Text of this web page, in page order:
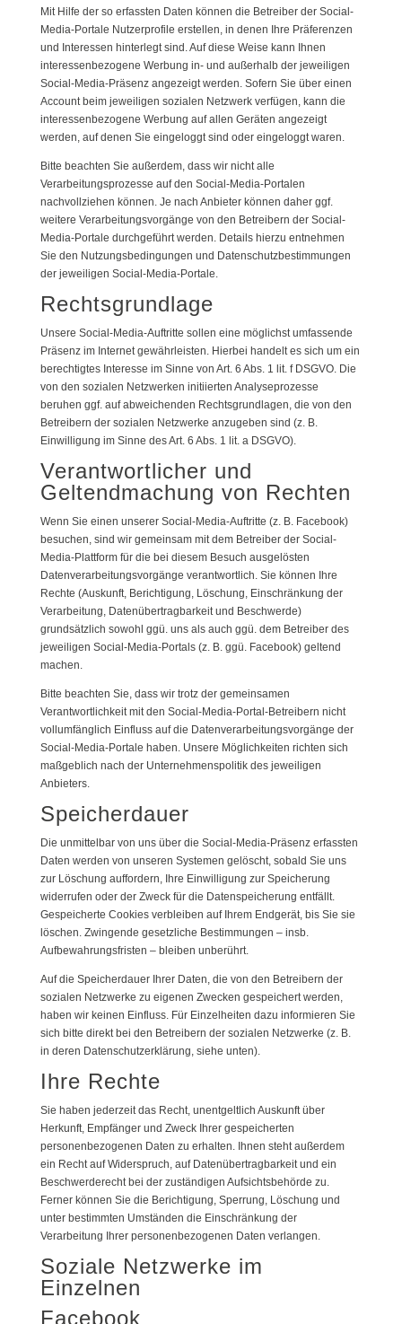
Mit Hilfe der so erfassten Daten können die Betreiber der Social-
Media-Portale Nutzerprofile erstellen, in denen Ihre Präferenzen
und Interessen hinterlegt sind. Auf diese Weise kann Ihnen
interessenbezogene Werbung in- und außerhalb der jeweiligen
Social-Media-Präsenz angezeigt werden. Sofern Sie über einen
Account beim jeweiligen sozialen Netzwerk verfügen, kann die
interessenbezogene Werbung auf allen Geräten angezeigt
werden, auf denen Sie eingeloggt sind oder eingeloggt waren.
Bitte beachten Sie außerdem, dass wir nicht alle
Verarbeitungsprozesse auf den Social-Media-Portalen
nachvollziehen können. Je nach Anbieter können daher ggf.
weitere Verarbeitungsvorgänge von den Betreibern der Social-
Media-Portale durchgeführt werden. Details hierzu entnehmen
Sie den Nutzungsbedingungen und Datenschutzbestimmungen
der jeweiligen Social-Media-Portale.
Rechtsgrundlage
Unsere Social-Media-Auftritte sollen eine möglichst umfassende
Präsenz im Internet gewährleisten. Hierbei handelt es sich um ein
berechtigtes Interesse im Sinne von Art. 6 Abs. 1 lit. f DSGVO. Die
von den sozialen Netzwerken initiierten Analyseprozesse
beruhen ggf. auf abweichenden Rechtsgrundlagen, die von den
Betreibern der sozialen Netzwerke anzugeben sind (z. B.
Einwilligung im Sinne des Art. 6 Abs. 1 lit. a DSGVO).
Verantwortlicher und
Geltendmachung von Rechten
Wenn Sie einen unserer Social-Media-Auftritte (z. B. Facebook)
besuchen, sind wir gemeinsam mit dem Betreiber der Social-
Media-Plattform für die bei diesem Besuch ausgelösten
Datenverarbeitungsvorgänge verantwortlich. Sie können Ihre
Rechte (Auskunft, Berichtigung, Löschung, Einschränkung der
Verarbeitung, Datenübertragbarkeit und Beschwerde)
grundsätzlich sowohl ggü. uns als auch ggü. dem Betreiber des
jeweiligen Social-Media-Portals (z. B. ggü. Facebook) geltend
machen.
Bitte beachten Sie, dass wir trotz der gemeinsamen
Verantwortlichkeit mit den Social-Media-Portal-Betreibern nicht
vollumfänglich Einfluss auf die Datenverarbeitungsvorgänge der
Social-Media-Portale haben. Unsere Möglichkeiten richten sich
maßgeblich nach der Unternehmenspolitik des jeweiligen
Anbieters.
Speicherdauer
Die unmittelbar von uns über die Social-Media-Präsenz erfassten
Daten werden von unseren Systemen gelöscht, sobald Sie uns
zur Löschung auffordern, Ihre Einwilligung zur Speicherung
widerrufen oder der Zweck für die Datenspeicherung entfällt.
Gespeicherte Cookies verbleiben auf Ihrem Endgerät, bis Sie sie
löschen. Zwingende gesetzliche Bestimmungen – insb.
Aufbewahrungsfristen – bleiben unberührt.
Auf die Speicherdauer Ihrer Daten, die von den Betreibern der
sozialen Netzwerke zu eigenen Zwecken gespeichert werden,
haben wir keinen Einfluss. Für Einzelheiten dazu informieren Sie
sich bitte direkt bei den Betreibern der sozialen Netzwerke (z. B.
in deren Datenschutzerklärung, siehe unten).
Ihre Rechte
Sie haben jederzeit das Recht, unentgeltlich Auskunft über
Herkunft, Empfänger und Zweck Ihrer gespeicherten
personenbezogenen Daten zu erhalten. Ihnen steht außerdem
ein Recht auf Widerspruch, auf Datenübertragbarkeit und ein
Beschwerderecht bei der zuständigen Aufsichtsbehörde zu.
Ferner können Sie die Berichtigung, Sperrung, Löschung und
unter bestimmten Umständen die Einschränkung der
Verarbeitung Ihrer personenbezogenen Daten verlangen.
Soziale Netzwerke im
Einzelnen
Facebook